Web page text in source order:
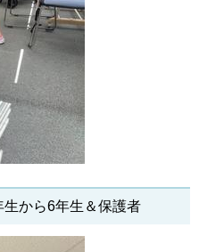
生から6年生＆保護者